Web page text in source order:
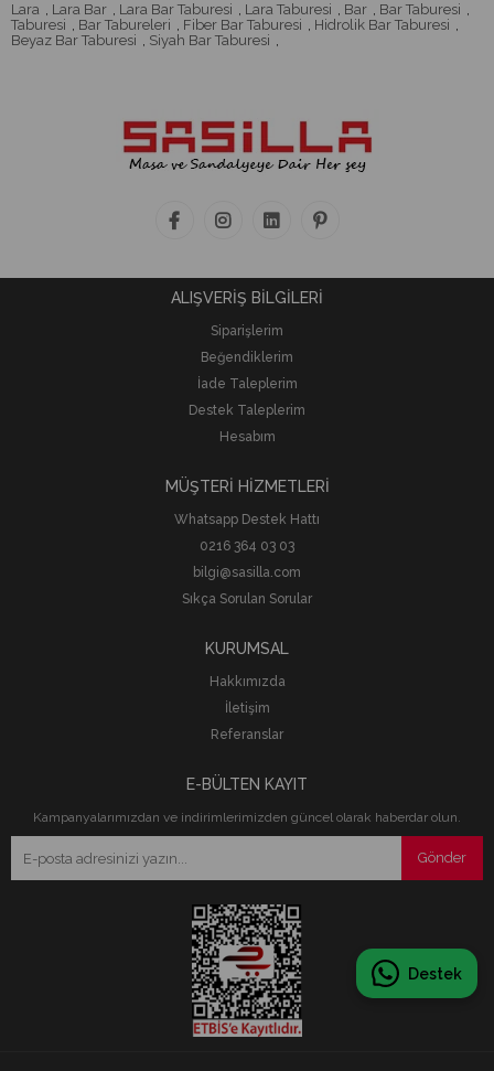
Lara , Lara Bar , Lara Bar Taburesi , Lara Taburesi , Bar , Bar Taburesi ,
Taburesi , Bar Tabureleri , Fiber Bar Taburesi , Hidrolik Bar Taburesi ,
Beyaz Bar Taburesi , Siyah Bar Taburesi ,
ALIŞVERİŞ BİLGİLERİ
Siparişlerim
Beğendiklerim
İade Taleplerim
Destek Taleplerim
Hesabım
MÜŞTERİ HİZMETLERİ
Whatsapp Destek Hattı
0216 364 03 03
bilgi@sasilla.com
Sıkça Sorulan Sorular
KURUMSAL
Hakkımızda
İletişim
Referanslar
E-BÜLTEN KAYIT
Kampanyalarımızdan ve indirimlerimizden güncel olarak haberdar olun.
Gönder
Destek